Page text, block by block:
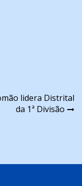
lidera Distrital
da 1ª Divisão